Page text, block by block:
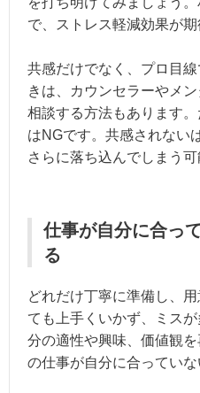
で、ストレス軽減効果が期
共感だけでなく、プロ目
きは、カウンセラーやメ
相談する方法もあります
はNGです。共感されない
さらに落ち込んでしまう可
仕事が自分に合っ
る
どれだけ丁寧に準備し、
ても上手くいかず、ミス
分の適性や興味、価値観
の仕事が自分に合っていな